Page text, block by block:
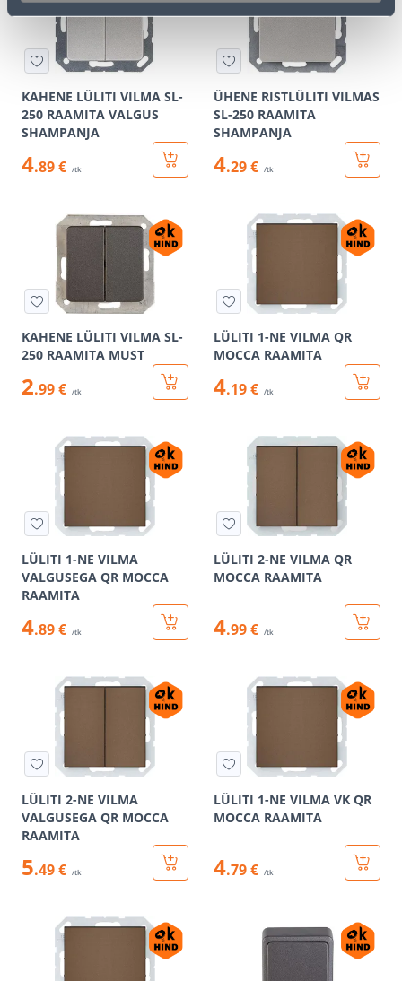
KAHENE LÜLITI VILMA SL-
250 RAAMITA VALGUS
SHAMPANJA
4.89 € /tk
ÜHENE RISTLÜLITI VILMAS
SL-250 RAAMITA
SHAMPANJA
4.29 € /tk
KAHENE LÜLITI VILMA SL-
250 RAAMITA MUST
2.99 € /tk
LÜLITI 1-NE VILMA QR
MOCCA RAAMITA
4.19 € /tk
LÜLITI 1-NE VILMA
VALGUSEGA QR MOCCA
RAAMITA
4.89 € /tk
LÜLITI 2-NE VILMA QR
MOCCA RAAMITA
4.99 € /tk
LÜLITI 2-NE VILMA
VALGUSEGA QR MOCCA
RAAMITA
5.49 € /tk
LÜLITI 1-NE VILMA VK QR
MOCCA RAAMITA
4.79 € /tk